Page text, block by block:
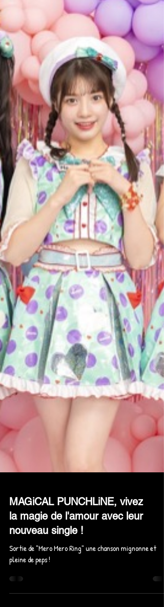
MAGiCAL PUNCHLiNE, vivez
la magie de l'amour avec leur
nouveau single !
Sortie de "Mero Mero Ring" une chanson mignonne et
pleine de peps !